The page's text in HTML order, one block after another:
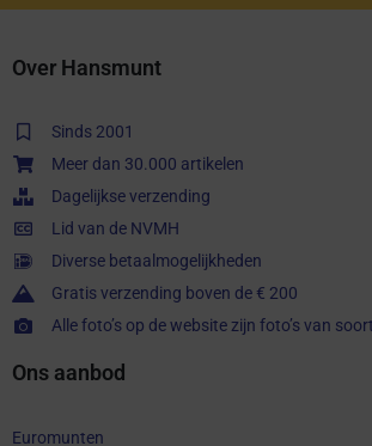
Over Hansmunt
Sinds 2001
Meer dan 30.000 artikelen
Dagelijkse verzending
Lid van de NVMH
Diverse betaalmogelijkheden
Gratis verzending boven de € 200
Alle foto’s op de website zijn foto’s van
Ons aanbod
Euromunten